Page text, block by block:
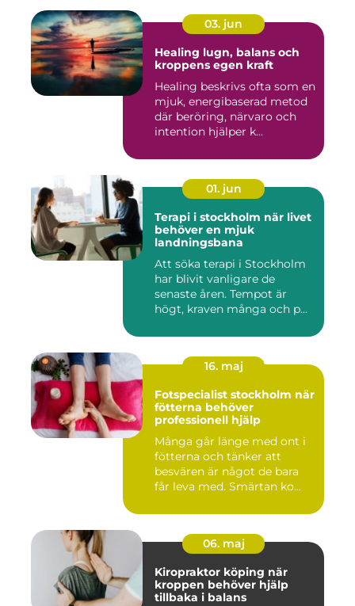
03. jun
Healing lugn, balans och
kroppens egen kraft
Healing beskrivs ofta som en
mjuk, energibaserad metod
där beröring, närvaro och
intention hjälper k...
01. jun
Terapi i stockholm när livet
behöver en mjuk
landningsbana
Att söka terapi i Stockholm
har blivit vanligare de
senaste åren. Tempot är
högt, kraven många och p...
16. maj
Fotspecialist stockholm när
fötterna behöver
professionell hjälp
Många går länge med ont i
fötterna och tänker att
besvären är något de bara
får leva med. Smärtan ko...
06. maj
Kiropraktor köping när
kroppen behöver hjälp
tillbaka i balans